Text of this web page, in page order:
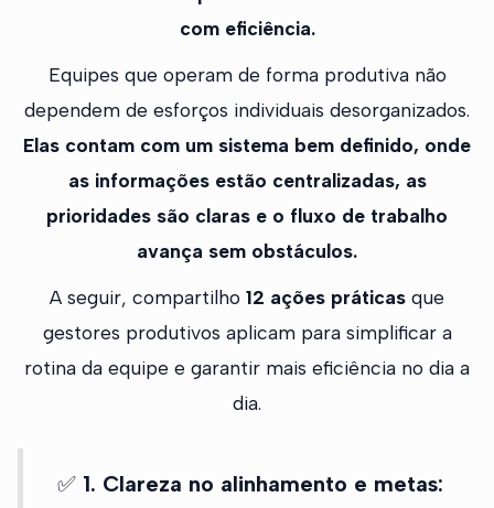
com eficiência.
Equipes que operam de forma produtiva não
dependem de esforços individuais desorganizados.
Elas contam com um sistema bem definido, onde
as informações estão centralizadas, as
prioridades são claras e o fluxo de trabalho
avança sem obstáculos.
A seguir, compartilho 12 ações práticas que
gestores produtivos aplicam para simplificar a
rotina da equipe e garantir mais eficiência no dia a
dia.
✅ 1. Clareza no alinhamento e metas: